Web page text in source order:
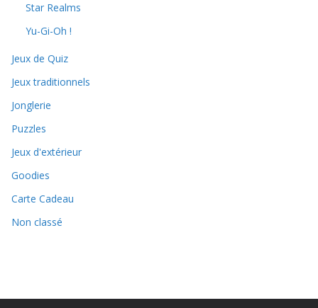
Star Realms
Yu-Gi-Oh !
Jeux de Quiz
Jeux traditionnels
Jonglerie
Puzzles
Jeux d'extérieur
Goodies
Carte Cadeau
Non classé